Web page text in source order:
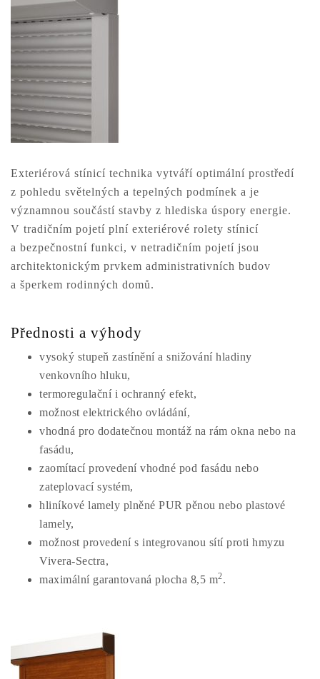
Exteriérová stínicí technika vytváří optimální prostředí
z pohledu světelných a tepelných podmínek a je
významnou součástí stavby z hlediska úspory energie.
V tradičním pojetí plní exteriérové rolety stínicí
a bezpečnostní funkci, v netradičním pojetí jsou
architektonickým prvkem administrativních budov
a šperkem rodinných domů.
Přednosti a výhody
vysoký stupeň zastínění a snižování hladiny
venkovního hluku,
termoregulační i ochranný efekt,
možnost elektrického ovládání,
vhodná pro dodatečnou montáž na rám okna nebo na
fasádu,
zaomítací provedení vhodné pod fasádu nebo
zateplovací systém,
hliníkové lamely plněné PUR pěnou nebo plastové
lamely,
možnost provedení s integrovanou sítí proti hmyzu
Vivera-Sectra,
maximální garantovaná plocha 8,5 m2.